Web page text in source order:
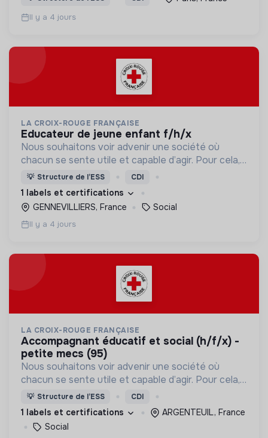
Il y a 4 jours
LA CROIX-ROUGE FRANÇAISE
educateur de jeune enfant f/h/x
Nous souhaitons voir advenir une société où
chacun se sente utile et capable d’agir. Pour cela,
nous proposons des moyens et des lieux
d’engagement innovants et adaptés à tous.
💡 Structure de l’ESS CDI
1 labels et certifications
GENNEVILLIERS, France
Social
Il y a 4 jours
LA CROIX-ROUGE FRANÇAISE
accompagnant éducatif et social (h/f/x) -
petite mecs (95)
Nous souhaitons voir advenir une société où
chacun se sente utile et capable d’agir. Pour cela,
nous proposons des moyens et des lieux
d’engagement innovants et adaptés à tous.
💡 Structure de l’ESS CDI
1 labels et certifications
ARGENTEUIL, France
Social